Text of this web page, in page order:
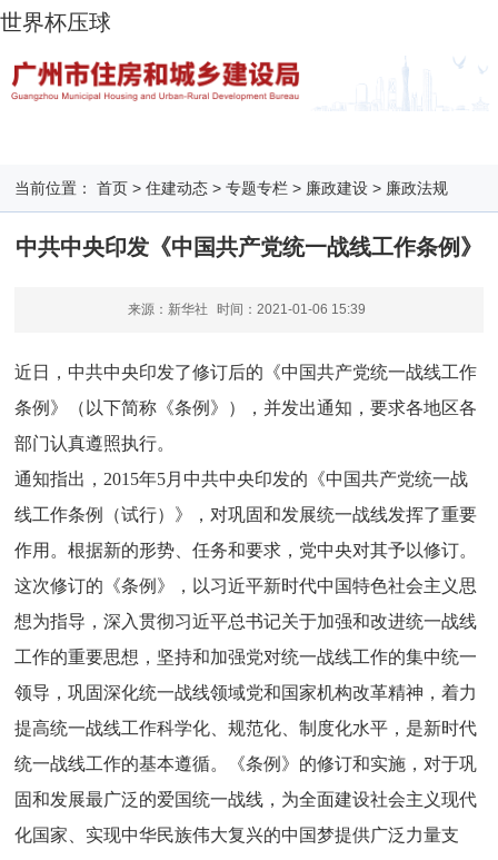
世界杯压球
当前位置： 首页 >住建动态 >专题专栏 > 廉政建设 > 廉政法规
中共中央印发《中国共产党统一战线工作条例》
来源：新华社 时间： 2021-01-06 15:39
近日，中共中央印发了修订后的《中国共产党统一战线工作
条例》（以下简称《条例》），并发出通知，要求各地区各
部门认真遵照执行。
通知指出，2015年5月中共中央印发的《中国共产党统一战
线工作条例（试行）》，对巩固和发展统一战线发挥了重要
作用。根据新的形势、任务和要求，党中央对其予以修订。
这次修订的《条例》，以习近平新时代中国特色社会主义思
想为指导，深入贯彻习近平总书记关于加强和改进统一战线
工作的重要思想，坚持和加强党对统一战线工作的集中统一
领导，巩固深化统一战线领域党和国家机构改革精神，着力
提高统一战线工作科学化、规范化、制度化水平，是新时代
统一战线工作的基本遵循。《条例》的修订和实施，对于巩
固和发展最广泛的爱国统一战线，为全面建设社会主义现代
化国家、实现中华民族伟大复兴的中国梦提供广泛力量支